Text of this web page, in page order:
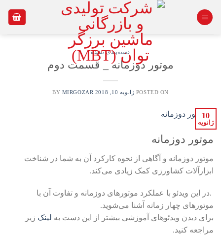
دسته‌بندی نشده
موتور دوزمانه _ قسمت دوم
POSTED ON ژانویه 10, 2018 MIRGOZAR
10
ژانویه
موتور دوزمانه
موتور دوزمانه و آگاهی از نحوه کارکرد آن به شما در شناخت
ابزارآلات کشاورزی کمک زیادی می‌کند.
.در این ویدئو با عملکرد موتورهای دوزمانه و تفاوت آن با
موتورهای چهار زمانه آشنا می‌شوید.
برای دیدن ویدئوهای آموزشی بیشتر از این دست به لینک زیر
مراجعه کنید.